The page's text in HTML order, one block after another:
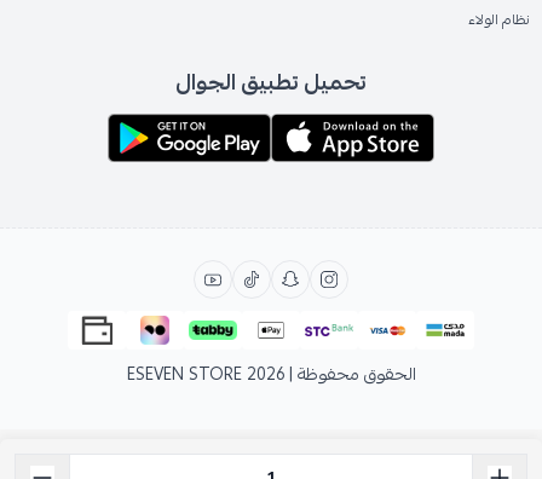
نظام الولاء
تحميل تطبيق الجوال
الحقوق محفوظة | 2026 ESEVEN STORE